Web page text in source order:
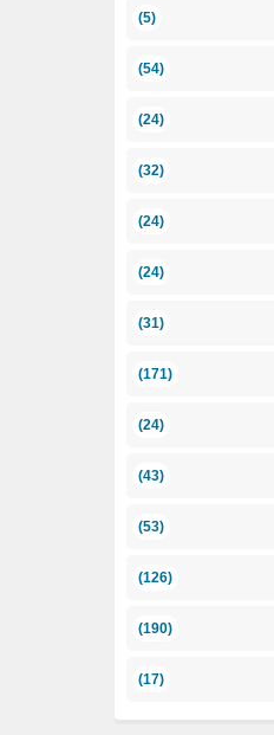
(5)
(54)
(24)
(32)
(24)
(24)
(31)
(171)
(24)
(43)
(53)
(126)
(190)
(17)